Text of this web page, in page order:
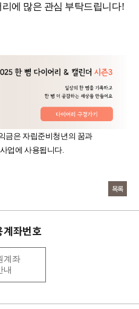
에 많은 관심 부탁드립니다!
금은 자립준비청년의 꿈과
업에 사용됩니다.
목록
계좌번호
계좌
내